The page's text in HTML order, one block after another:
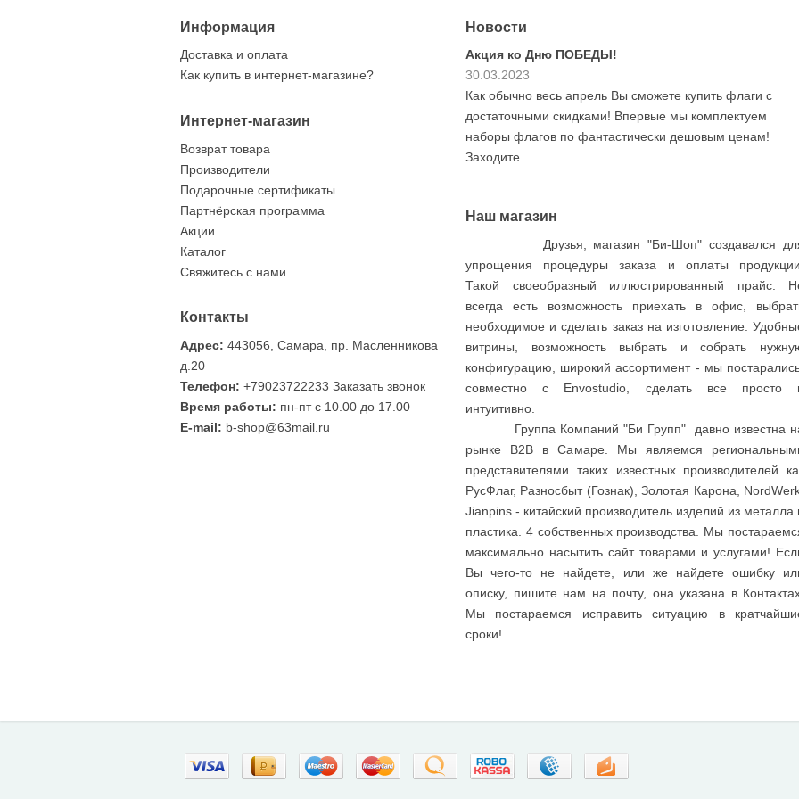
Информация
Доставка и оплата
Как купить в интернет-магазине?
Интернет-магазин
Возврат товара
Производители
Подарочные сертификаты
Партнёрская программа
Акции
Каталог
Свяжитесь с нами
Контакты
Адрес: 443056, Самара, пр. Масленникова
д.20
Телефон: +79023722233 Заказать звонок
Время работы: пн-пт с 10.00 до 17.00
E-mail: b-shop@63mail.ru
Новости
Фрачник Герб Самарской области
12.06.2024
Самарской области, который предназначен для
Размер …
Акция ко Дню ПОБЕДЫ!
30.03.2023
Как обычно весь апрель Вы сможете купить флаги с
достаточными скидками! Впервые мы комплектуем
наборы флагов по фантастически дешовым ценам!
Заходите …
Наш магазин
Друзья, магазин "Би-Шоп" создавался
упрощения процедуры заказа и оплаты продукции.
Такой своеобразный иллюстрированный прайс.
всегда есть возможность приехать в офис,
необходимое и сделать заказ на изготовление.
витрины, возможность выбрать и собрать
конфигурацию, широкий ассортимент - мы
совместно с Envostudio, сделать все просто
интуитивно.
Группа Компаний "Би Групп" давно известна
рынке B2B в Самаре. Мы являемся
представителями таких известных производителей
РусФлаг, Разносбыт (Гознак), Золотая Карона,
Jianpins - китайский производитель изделий из металла
пластика. 4 собственных производства. Мы
максимально насытить сайт товарами и услугами!
Вы чего-то не найдете, или же найдете ошибку
описку, пишите нам на почту, она указана в
Мы постараемся исправить ситуацию в
сроки!